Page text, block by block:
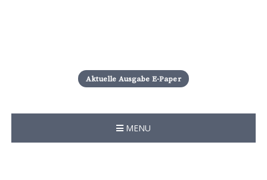
i
p
c
Aktuelle Ausgabe E-Paper
MENU